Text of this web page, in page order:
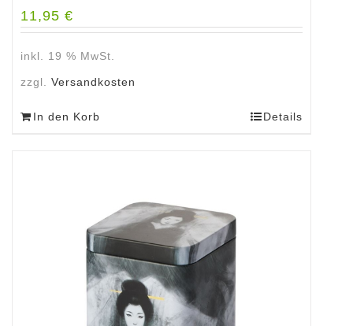
11,95 €
inkl. 19 % MwSt.
zzgl. Versandkosten
In den Korb Details